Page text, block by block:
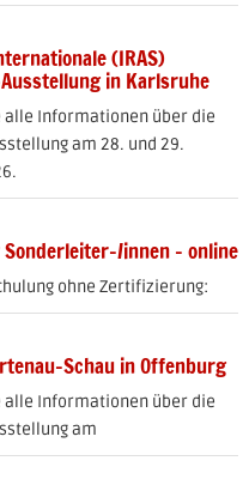
(IRAS)
in Karlsruhe
alle Informationen über die
am 28. und 29.
innen - online
ohne Zertifizierung:
Schau in Offenburg
alle Informationen über die
am